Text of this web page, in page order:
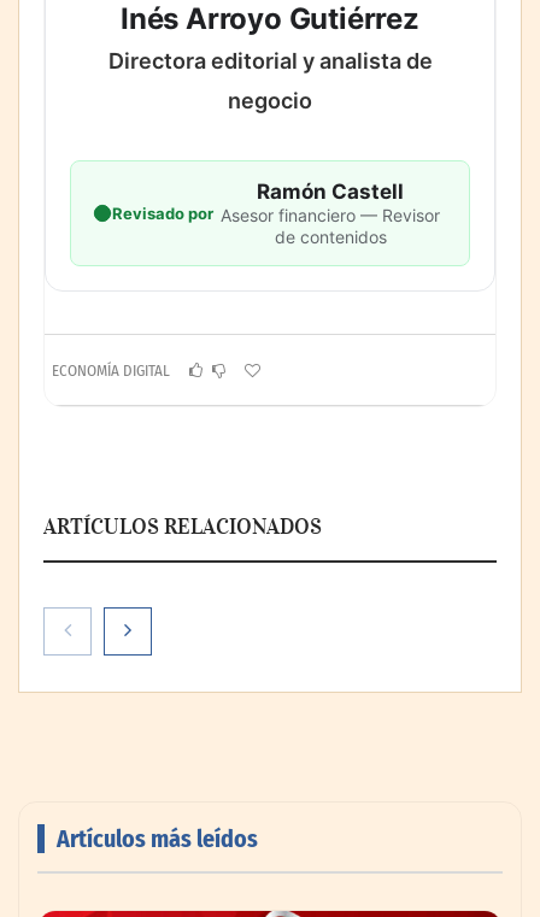
Inés Arroyo Gutiérrez
Directora editorial y analista de
negocio
Revisado por
Ramón Castell
Asesor financiero — Revisor
de contenidos
ECONOMÍA DIGITAL
ARTÍCULOS RELACIONADOS
Artículos más leídos